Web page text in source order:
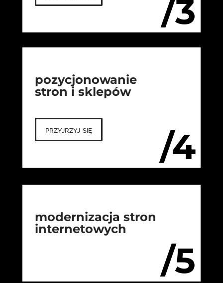
/3
/4
pozycjonowanie
stron i sklepów
przyjrzyj się
/5
modernizacja stron
internetowych